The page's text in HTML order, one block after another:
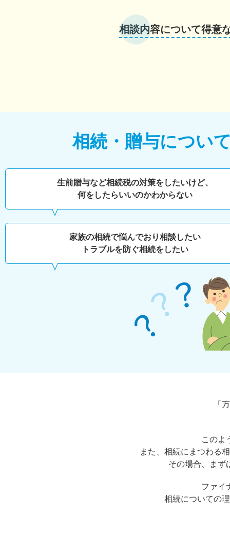
相談内容について得意
相続・贈与につい
生前贈与など相続税の対策をしたいけど、
何をしたらいいのかわからない
家族の相続で悩んでおり相談したい
トラブルを防ぐ相続をしたい
「
このよ
また、相続にまつわる
その場合、まず
ファイ
相続についての